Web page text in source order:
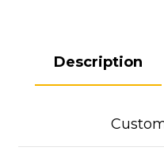
Description